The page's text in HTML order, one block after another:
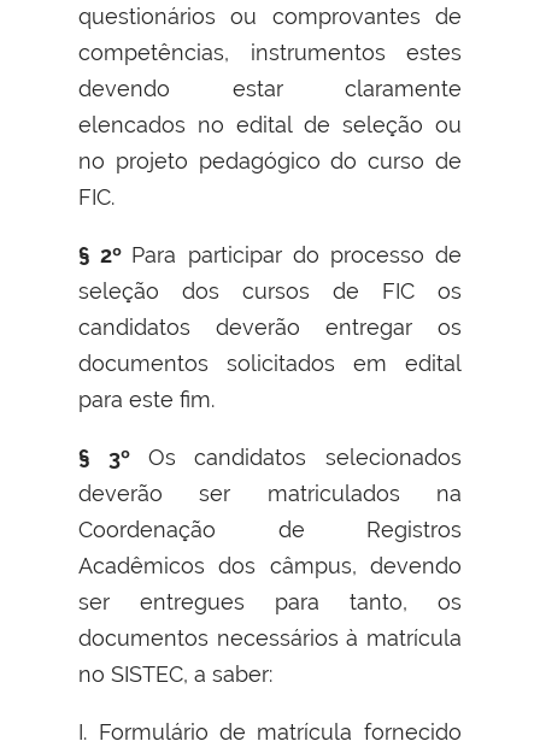
questionários ou comprovantes de
competências, instrumentos estes
devendo estar claramente
elencados no edital de seleção ou
no projeto pedagógico do curso de
FIC.
§ 2º Para participar do processo de
seleção dos cursos de FIC os
candidatos deverão entregar os
documentos solicitados em edital
para este fim.
§ 3º Os candidatos selecionados
deverão ser matriculados na
Coordenação de Registros
Acadêmicos dos câmpus, devendo
ser entregues para tanto, os
documentos necessários à matrícula
no SISTEC, a saber:
I. Formulário de matrícula fornecido